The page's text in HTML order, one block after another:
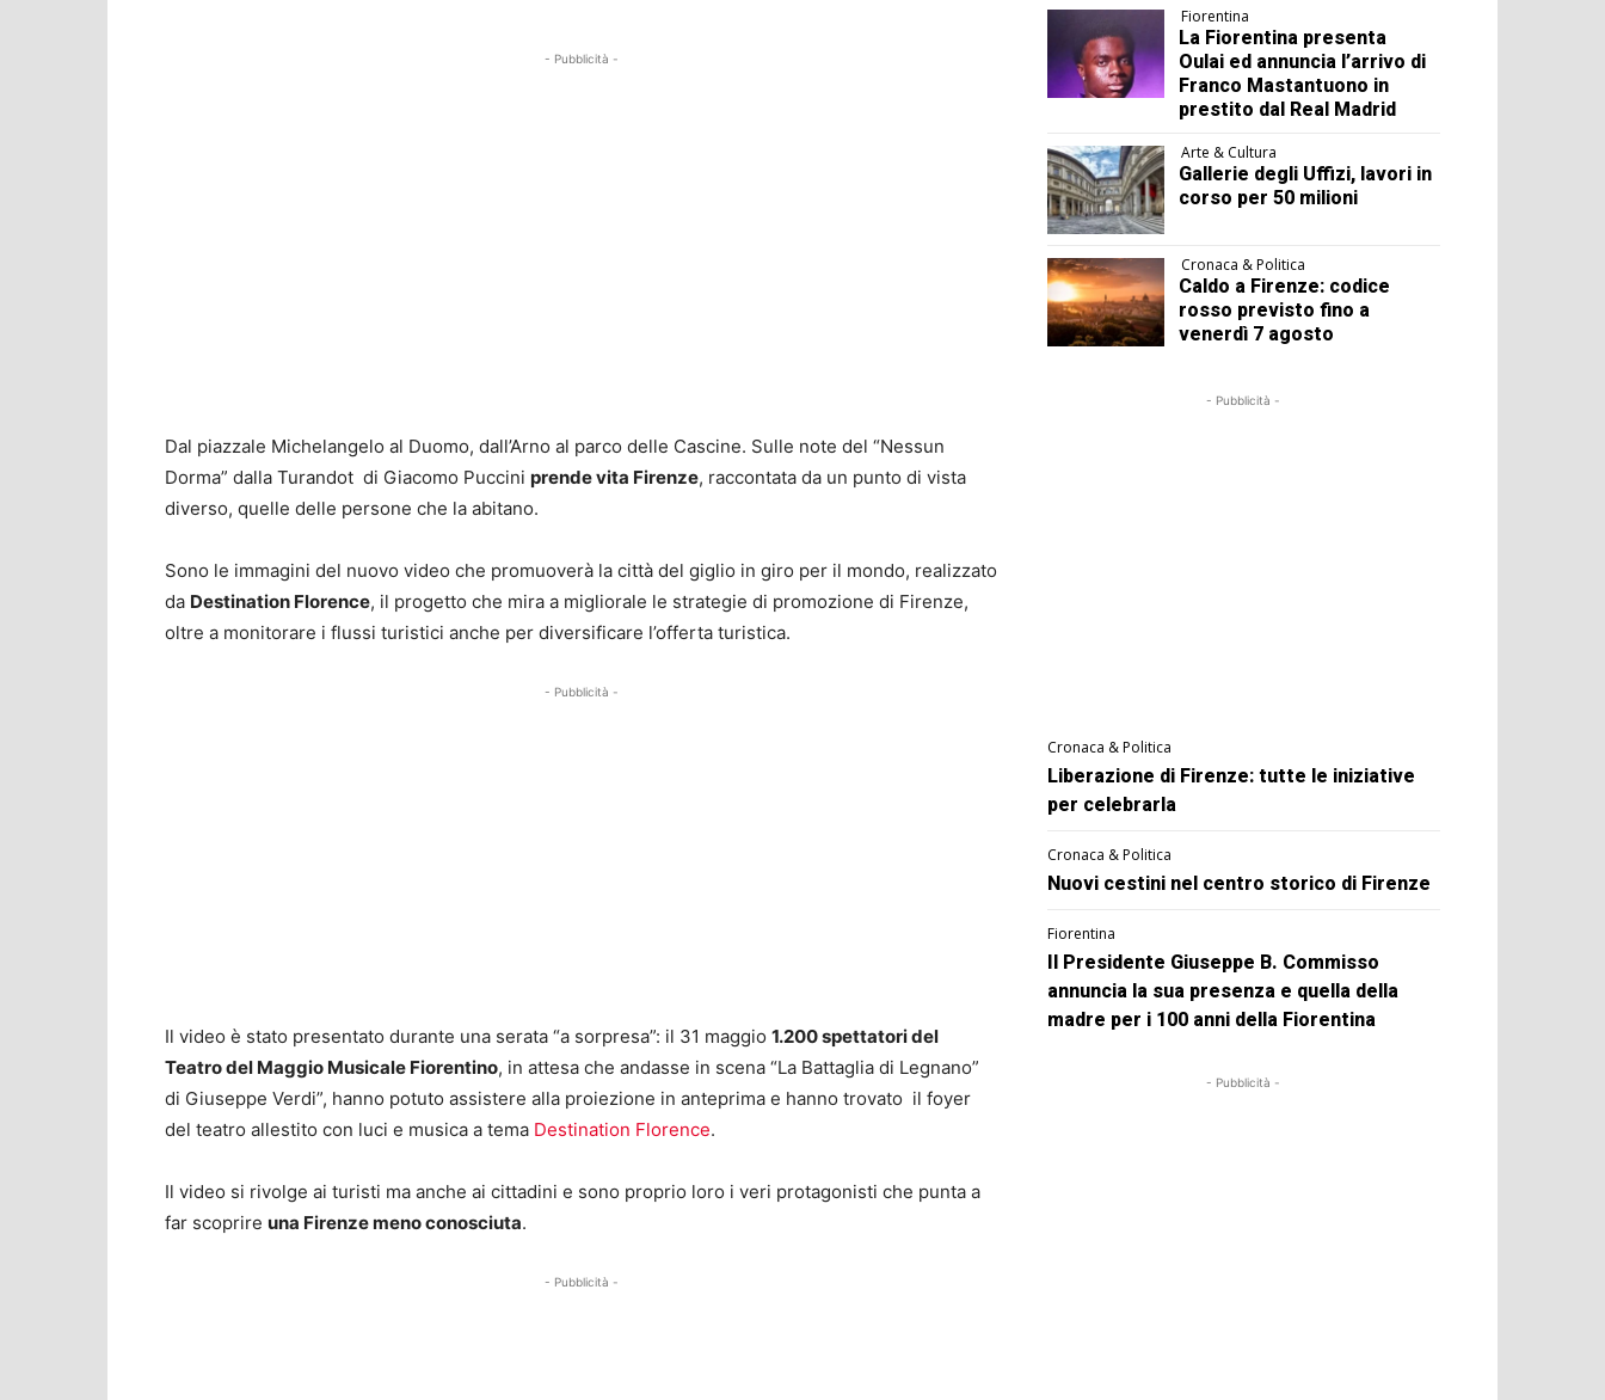
- Pubblicità -
Dal piazzale Michelangelo al Duomo, dall’Arno al parco delle Cascine. Sulle note del “Nessun
Dorma” dalla Turandot di Giacomo Puccini prende vita Firenze, raccontata da un punto di vista
diverso, quelle delle persone che la abitano.
Sono le immagini del nuovo video che promuoverà la città del giglio in giro per il mondo, realizzato
da Destination Florence, il progetto che mira a migliorale le strategie di promozione di Firenze,
oltre a monitorare i flussi turistici anche per diversificare l’offerta turistica.
- Pubblicità -
Il video è stato presentato durante una serata “a sorpresa”: il 31 maggio 1.200 spettatori del
Teatro del Maggio Musicale Fiorentino, in attesa che andasse in scena “La Battaglia di Legnano”
di Giuseppe Verdi”, hanno potuto assistere alla proiezione in anteprima e hanno trovato il foyer
del teatro allestito con luci e musica a tema Destination Florence.
Il video si rivolge ai turisti ma anche ai cittadini e sono proprio loro i veri protagonisti che punta a
far scoprire una Firenze meno conosciuta.
- Pubblicità -
Fiorentina
La Fiorentina presenta
Oulai ed annuncia l’arrivo di
Franco Mastantuono in
prestito dal Real Madrid
Arte & Cultura
Gallerie degli Uffizi, lavori in
corso per 50 milioni
Cronaca & Politica
Caldo a Firenze: codice
rosso previsto fino a
venerdì 7 agosto
- Pubblicità -
Cronaca & Politica
Liberazione di Firenze: tutte le iniziative
per celebrarla
Cronaca & Politica
Nuovi cestini nel centro storico di Firenze
Fiorentina
Il Presidente Giuseppe B. Commisso
annuncia la sua presenza e quella della
madre per i 100 anni della Fiorentina
- Pubblicità -